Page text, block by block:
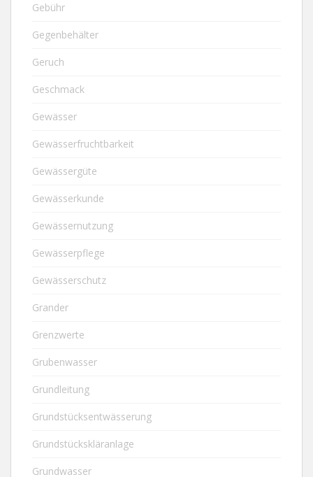
Gebühr
Gegenbehälter
Geruch
Geschmack
Gewässer
Gewässerfruchtbarkeit
Gewässergüte
Gewässerkunde
Gewässernutzung
Gewässerpflege
Gewässerschutz
Grander
Grenzwerte
Grubenwasser
Grundleitung
Grundstücksentwässerung
Grundstückskläranlage
Grundwasser